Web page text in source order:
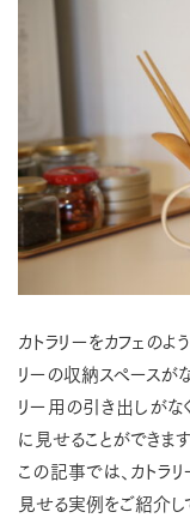
カトラリーをカフェの
リーの収納スペースが
リー用の引き出しがな
に見せることができま
この記事では、カトラ
見せる実例をご紹介し